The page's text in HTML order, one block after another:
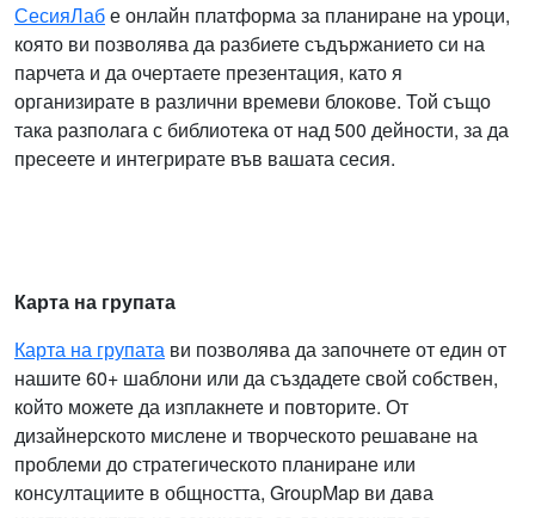
СесияЛабе онлайн платформа за планиране на уроци,
която ви позволява да разбиете съдържанието си на
парчета и да очертаете презентация, като я
организирате в различни времеви блокове. Той също
така разполага с библиотека от над 500 дейности, за да
пресеете и интегрирате във вашата сесия.
Карта на групата
Карта на групата ви позволява да започнете от един от
нашите 60+ шаблони или да създадете свой собствен,
който можете да изплакнете и повторите. От
дизайнерското мислене и творческото решаване на
проблеми до стратегическото планиране или
консултациите в общността, GroupMap ви дава